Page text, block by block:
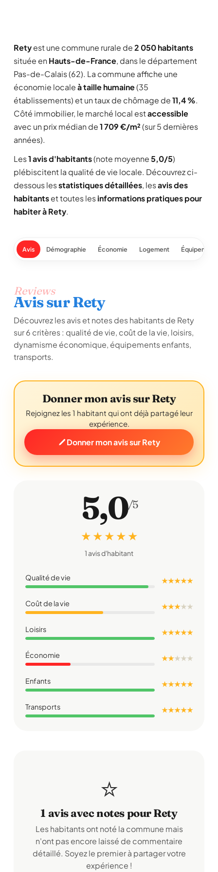
Retyest une commune rurale de2 050 habitants
située en Hauts-de-France, dans le département
Pas-de-Calais (62). La commune affiche une
économie localeà taille humaine(35
établissements) et un taux de chômage de11,4 %.
Côté immobilier, le marché local estaccessible
avec un prix médian de1 709 €/m²(sur 5 dernières
années).
Les1 avis d'habitants(note moyenne5,0/5)
plébiscitent la qualité de vie locale. Découvrez ci-
dessous lesstatistiques détaillées, lesavis des
habitantset toutes lesinformations pratiques pour
habiter à Rety.
Avis Démographie Économie Logement
Reviews
Avis sur Rety
Découvrez les avis et notes des habitants de Rety
sur 6 critères : qualité de vie, coût de la vie, loisirs,
dynamisme économique, équipements enfants,
transports.
Donner mon avis sur Rety
Rejoignez les 1 habitant qui ont déjà partagé leur
expérience.
Donner mon avis sur Rety
5,0/5
★ ★ ★ ★ ★
1 avis d'habitant
Qualité de vie ★ ★ ★ ★ ★
Coût de la vie ★ ★ ★★★
Loisirs ★ ★ ★ ★ ★
Économie ★ ★★★★
Enfants ★ ★ ★ ★ ★
Transports ★ ★ ★ ★ ★
⭐
1 avis avec notes pour Rety
Les habitants ont noté la commune mais
n'ont pas encore laissé de commentaire
détaillé. Soyez le premier à partager votre
expérience !